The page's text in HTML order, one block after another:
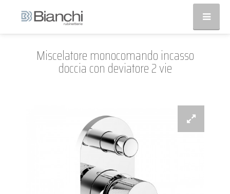
Miscelatore monocomando incasso
doccia con deviatore 2 vie